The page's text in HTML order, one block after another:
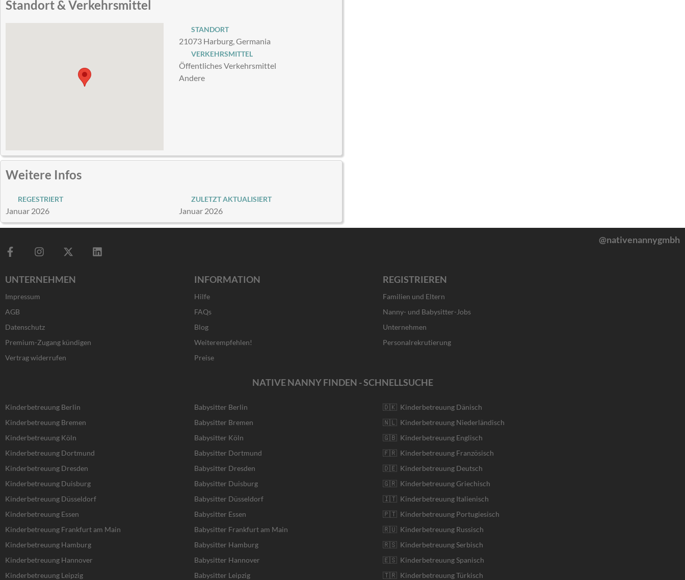
Standort & Verkehrsmittel
STANDORT
21073 Harburg, Germania
VERKEHRSMITTEL
Öffentliches Verkehrsmittel
Andere
Weitere Infos
REGESTRIERT
Januar 2026
ZULETZT AKTUALISIERT
Januar 2026
@nativenannygmbh
F
e
o
o
k
-
f
I
t
g
a
m
X
w
L
UNTERNEHMEN
Impressum
AGB
Datenschutz
Premium-Zugang kündigen
Vertrag widerrufen
INFORMATION
Hilfe
FAQs
Blog
Weiterempfehlen!
Preise
REGISTRIEREN
Familien und Eltern
Nanny- und Babysitter-Jobs
Unternehmen
Personalrekrutierung
NATIVE NANNY FINDEN - SCHNELLSUCHE
Kinderbetreuung Berlin
Kinderbetreuung Bremen
Kinderbetreuung Köln
Kinderbetreuung Dortmund
Kinderbetreuung Dresden
Kinderbetreuung Duisburg
Kinderbetreuung Düsseldorf
Kinderbetreuung Essen
Kinderbetreuung Frankfurt am Main
Kinderbetreuung Hamburg
Kinderbetreuung Hannover
Kinderbetreuung Leipzig
Babysitter Berlin
Babysitter Bremen
Babysitter Köln
Babysitter Dortmund
Babysitter Dresden
Babysitter Duisburg
Babysitter Düsseldorf
Babysitter Essen
Babysitter Frankfurt am Main
Babysitter Hamburg
Babysitter Hannover
Babysitter Leipzig
🇩🇰 Kinderbetreuung Dänisch
🇳🇱 Kinderbetreuung Niederländisch
🇬🇧 Kinderbetreuung Englisch
🇫🇷 Kinderbetreuung Französisch
🇩🇪 Kinderbetreuung Deutsch
🇬🇷 Kinderbetreuung Griechisch
🇮🇹 Kinderbetreuung Italienisch
🇵🇹 Kinderbetreuung Portugiesisch
🇷🇺 Kinderbetreuung Russisch
🇷🇸 Kinderbetreuung Serbisch
🇪🇸 Kinderbetreuung Spanisch
🇹🇷 Kinderbetreuung Türkisch